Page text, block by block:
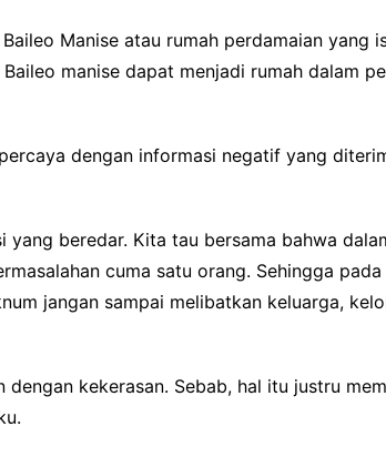
Manise atau rumah perdamaian yang
manise dapat menjadi rumah dalam
dengan informasi negatif yang
beredar. Kita tau bersama bahwa
cuma satu orang. Sehingga
jangan sampai melibatkan keluarga,
kekerasan. Sebab, hal itu justru